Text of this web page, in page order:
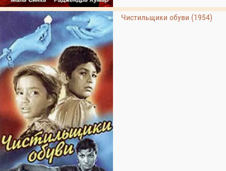
Чистильщики обуви (1954)